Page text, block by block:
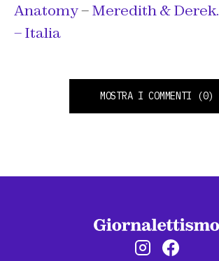
Anatomy–Meredith & Derek.
– Italia
MOSTRA I COMMENTI (0)